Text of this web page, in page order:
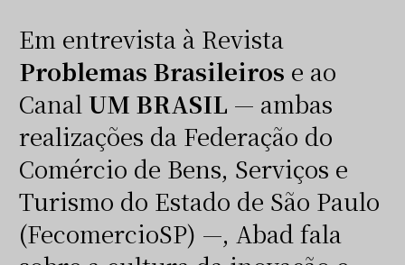
Em entrevista à Revista
Problemas Brasileiros e ao
CanalUM BRASIL — ambas
realizações da Federação do
Comércio de Bens, Serviços e
Turismo do Estado de São Paulo
(FecomercioSP) —, Abad fala